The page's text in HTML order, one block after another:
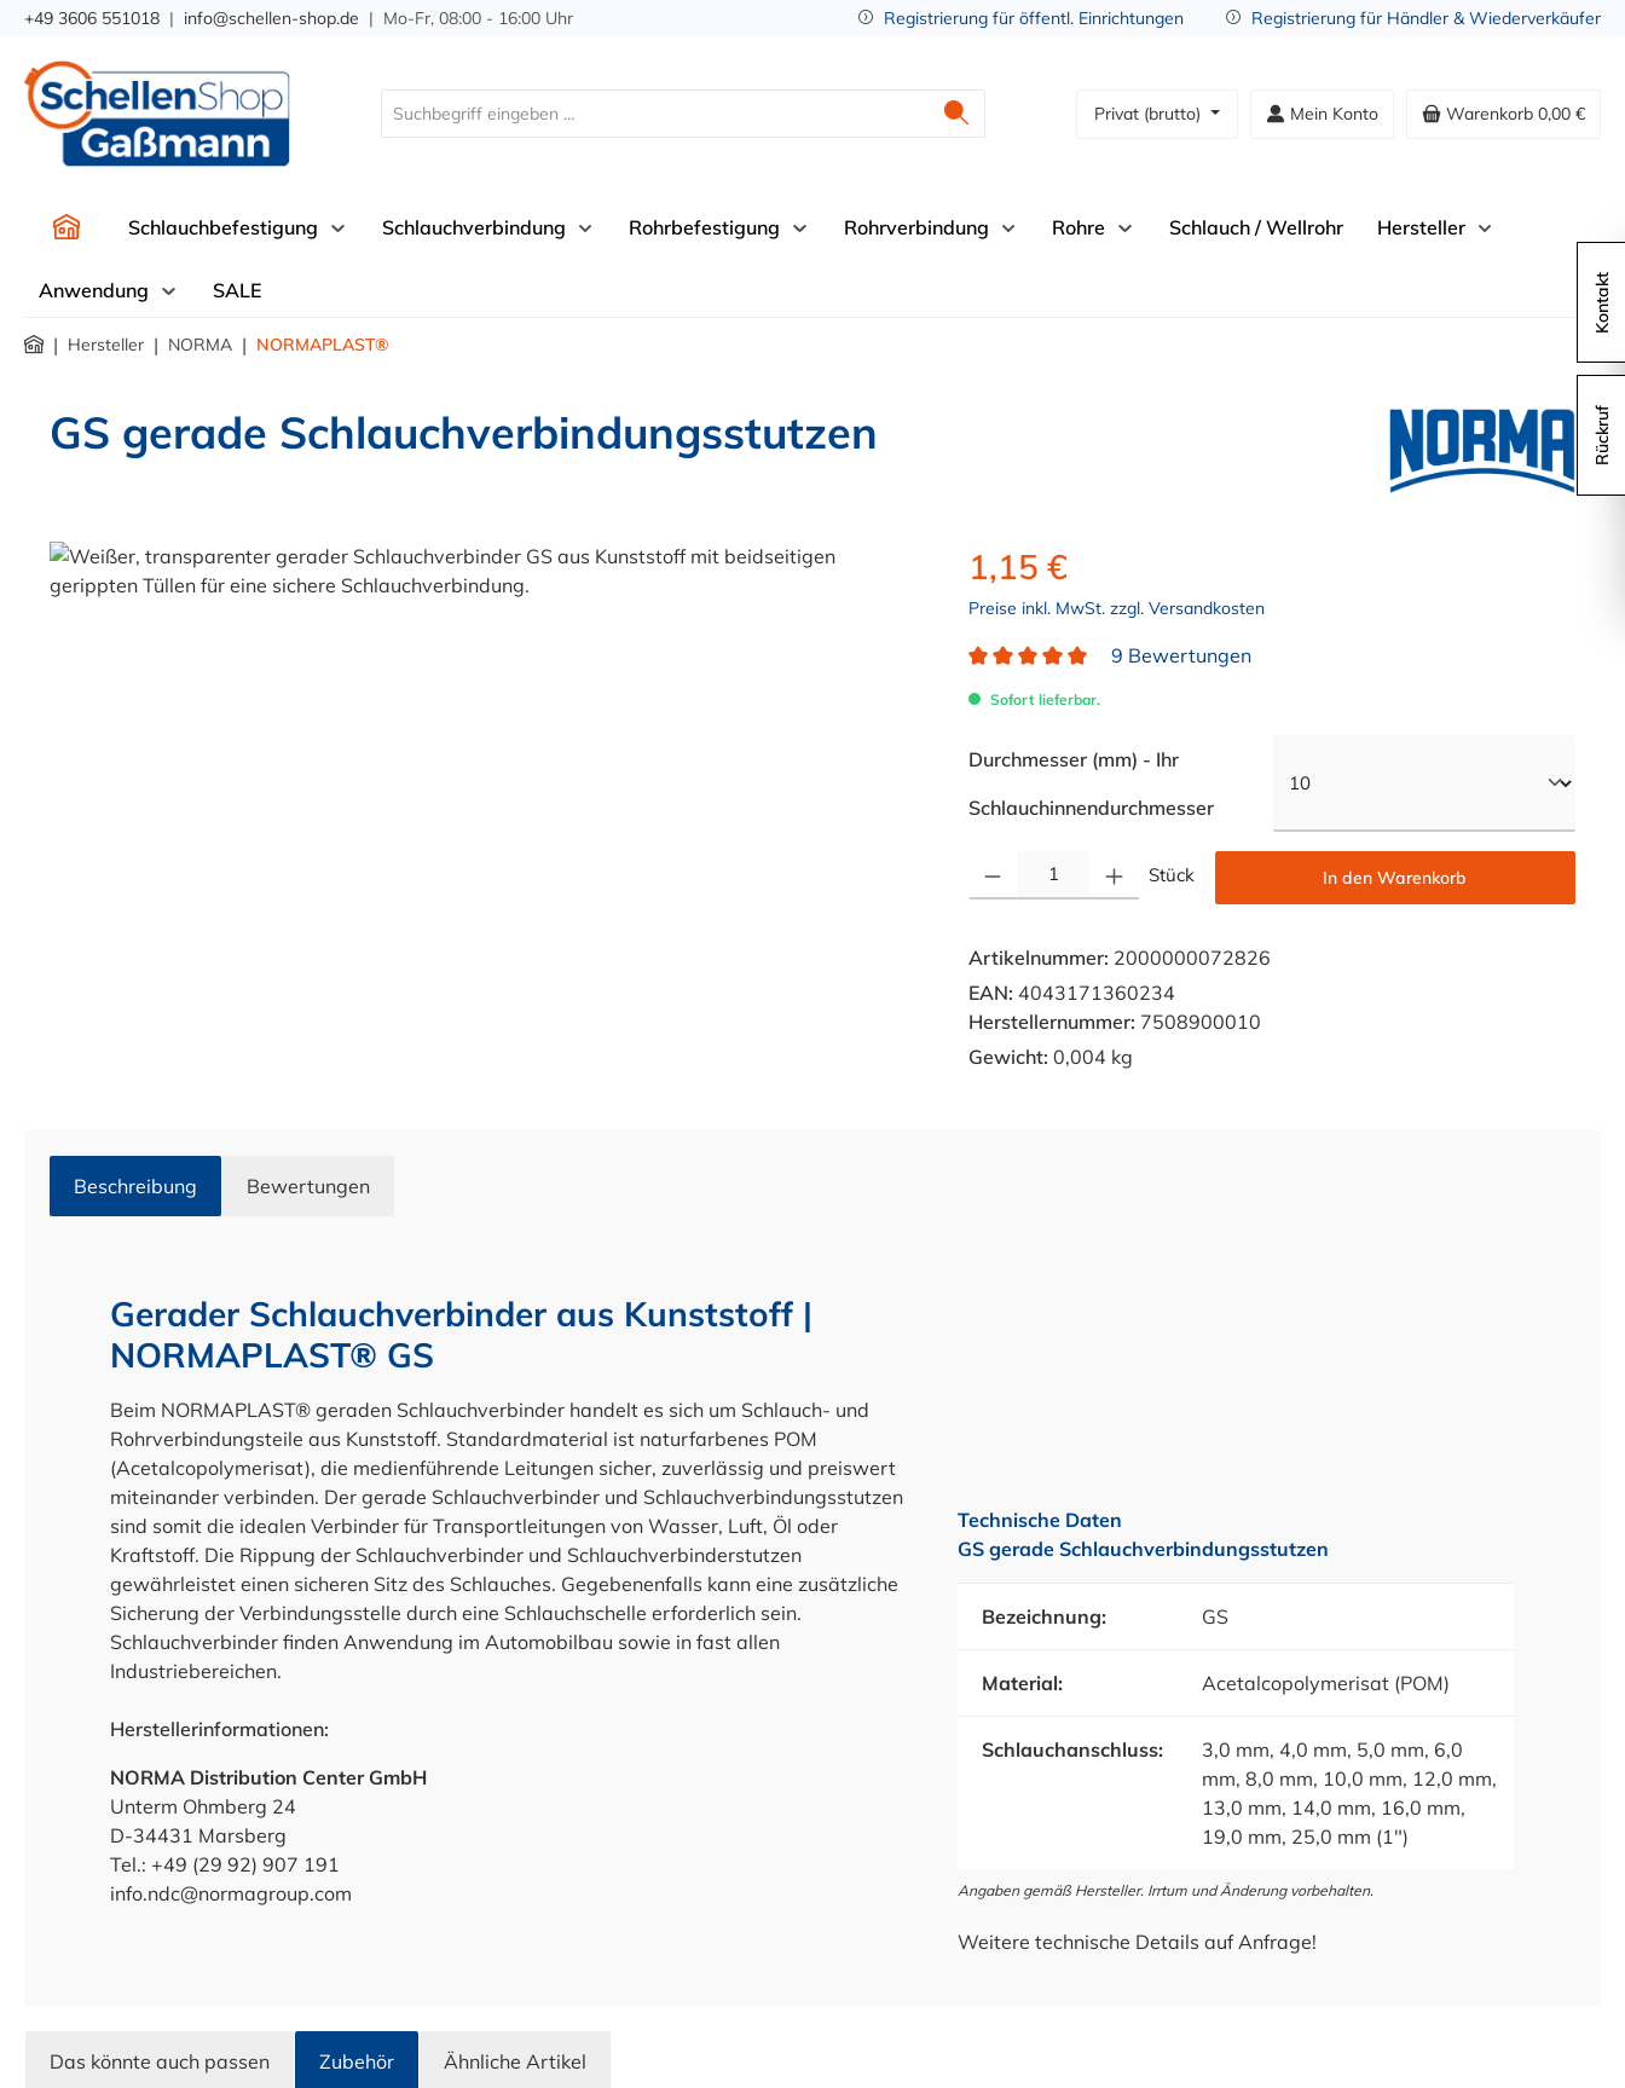
Zur Hauptnavigation springen
+49 3606 551018 | info@schellen-shop.de | Mo-Fr, 08:00 - 16:00 Uhr Registrierung für öffentl. Einrichtungen Registrierung für Händler & Wiederverkäufer
Privat (brutto) Mein Konto Warenkorb 0,00 €
Schlauchbefestigung Schlauchverbindung Rohrbefestigung Rohrverbindung Rohre Schlauch / Wellrohr Hersteller
Anwendung SALE
| Hersteller | NORMA | NORMAPLAST®
GS gerade Schlauchverbindungsstutzen
Bildergalerie überspringen 1,15 €
Preise inkl. MwSt. zzgl. Versandkosten
9 Bewertungen
Sofort lieferbar.
Durchmesser (mm) - Ihr
Schlauchinnendurchmesserauswählen
Stück In den Warenkorb
Artikelnummer: 2000000072826
EAN: 4043171360234
Herstellernummer: 7508900010
Gewicht: 0,004 kg
Beschreibung Bewertungen
Gerader Schlauchverbinder aus Kunststoff |
NORMAPLAST® GS
Beim NORMAPLAST® geraden Schlauchverbinder handelt es sich um Schlauch- und
Rohrverbindungsteile aus Kunststoff. Standardmaterial ist naturfarbenes POM
(Acetalcopolymerisat), die medienführende Leitungen sicher, zuverlässig und preiswert
miteinander verbinden. Der gerade Schlauchverbinder und Schlauchverbindungsstutzen
sind somit die idealen Verbinder für Transportleitungen von Wasser, Luft, Öl oder
Kraftstoff. Die Rippung der Schlauchverbinder und Schlauchverbinderstutzen
gewährleistet einen sicheren Sitz des Schlauches. Gegebenenfalls kann eine zusätzliche
Sicherung der Verbindungsstelle durch eine Schlauchschelle erforderlich sein.
Schlauchverbinder finden Anwendung im Automobilbau sowie in fast allen
Industriebereichen.
Herstellerinformationen:
NORMA Distribution Center GmbH
Unterm Ohmberg 24
D-34431 Marsberg
Tel.: +49 (29 92) 907 191
info.ndc@normagroup.com
Technische Daten
GS gerade Schlauchverbindungsstutzen
Bezeichnung: GS
Material: Acetalcopolymerisat (POM)
Schlauchanschluss:
3,0 mm, 4,0 mm, 5,0 mm, 6,0
mm, 8,0 mm, 10,0 mm, 12,0 mm,
13,0 mm, 14,0 mm, 16,0 mm,
19,0 mm, 25,0 mm (1")
Angaben gemäß Hersteller. Irrtum und Änderung vorbehalten.
Weitere technische Details auf Anfrage!
Das könnte auch passen Zubehör Ähnliche Artikel
Kontakt
Rückruf